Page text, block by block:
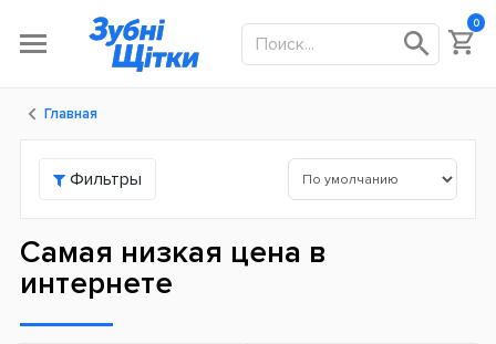
0
Главная
Фильтры
Самая низкая цена в
интернете